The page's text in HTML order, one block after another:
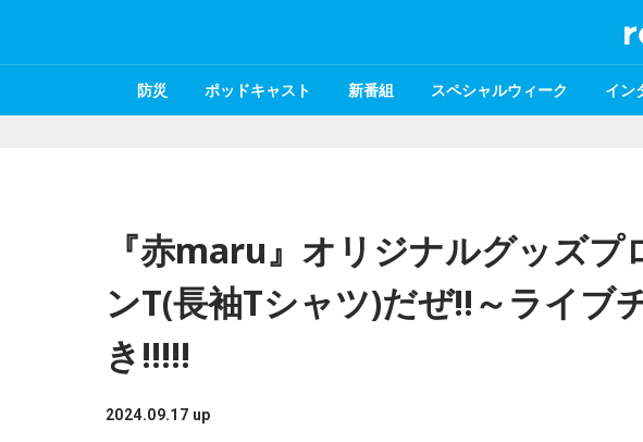
防災 ポッドキャスト 新番組 スペシャルウィーク イン
『赤maru』オリジナルグッズプ
ンT(長袖Tシャツ)だぜ!!～ライブ
き!!!!!
2024.09.17 up